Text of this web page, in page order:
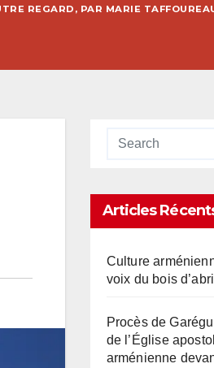
REGARD, PAR MARIE
Articles
Culture
voix du bois
Procès de
de l’Église
arménienne